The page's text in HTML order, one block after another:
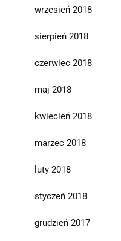
wrzesień 2018
sierpień 2018
czerwiec 2018
maj 2018
kwiecień 2018
marzec 2018
luty 2018
styczeń 2018
grudzień 2017